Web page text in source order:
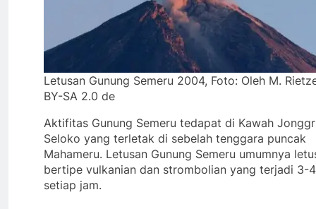
Letusan Gunung Semeru 2004, Foto: Oleh M.
BY-SA 2.0 de
Aktifitas Gunung Semeru tedapat di Kawah
Seloko yang terletak di sebelah tenggara puncak
Mahameru. Letusan Gunung Semeru umumnya
bertipe vulkanian dan strombolian yang terjadi 3-
setiap jam.